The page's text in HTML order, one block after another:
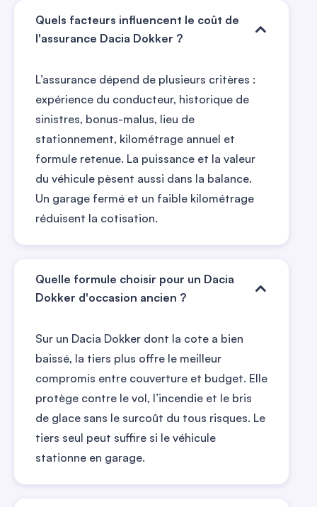
Quels facteurs influencent le coût de
l'assurance Dacia Dokker ?
L’assurance dépend de plusieurs critères :
expérience du conducteur, historique de
sinistres, bonus-malus, lieu de
stationnement, kilométrage annuel et
formule retenue. La puissance et la valeur
du véhicule pèsent aussi dans la balance.
Un garage fermé et un faible kilométrage
réduisent la cotisation.
Quelle formule choisir pour un Dacia
Dokker d'occasion ancien ?
Sur un Dacia Dokker dont la cote a bien
baissé, la tiers plus offre le meilleur
compromis entre couverture et budget. Elle
protège contre le vol, l’incendie et le bris
de glace sans le surcoût du tous risques. Le
tiers seul peut suffire si le véhicule
stationne en garage.